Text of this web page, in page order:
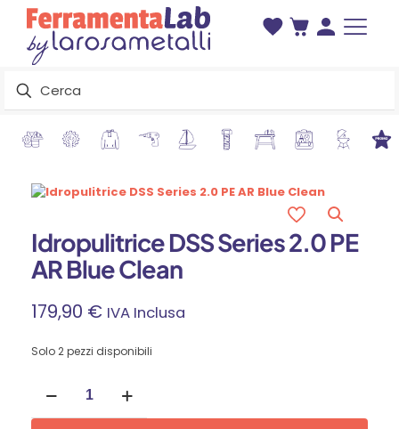
Idropulitrice DSS Series 2.0 PE
AR Blue Clean
179,90 € IVA Inclusa
Solo 2 pezzi disponibili
DSS
Series